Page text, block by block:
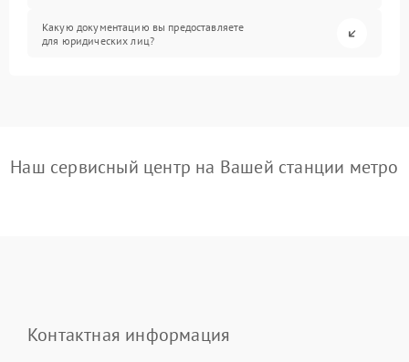
Какую документацию вы предоставляете
для юридических лиц?
Наш сервисный центр на Вашей станции метро
Контактная информация